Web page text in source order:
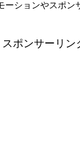
ーションやスポン
スポンサーリン